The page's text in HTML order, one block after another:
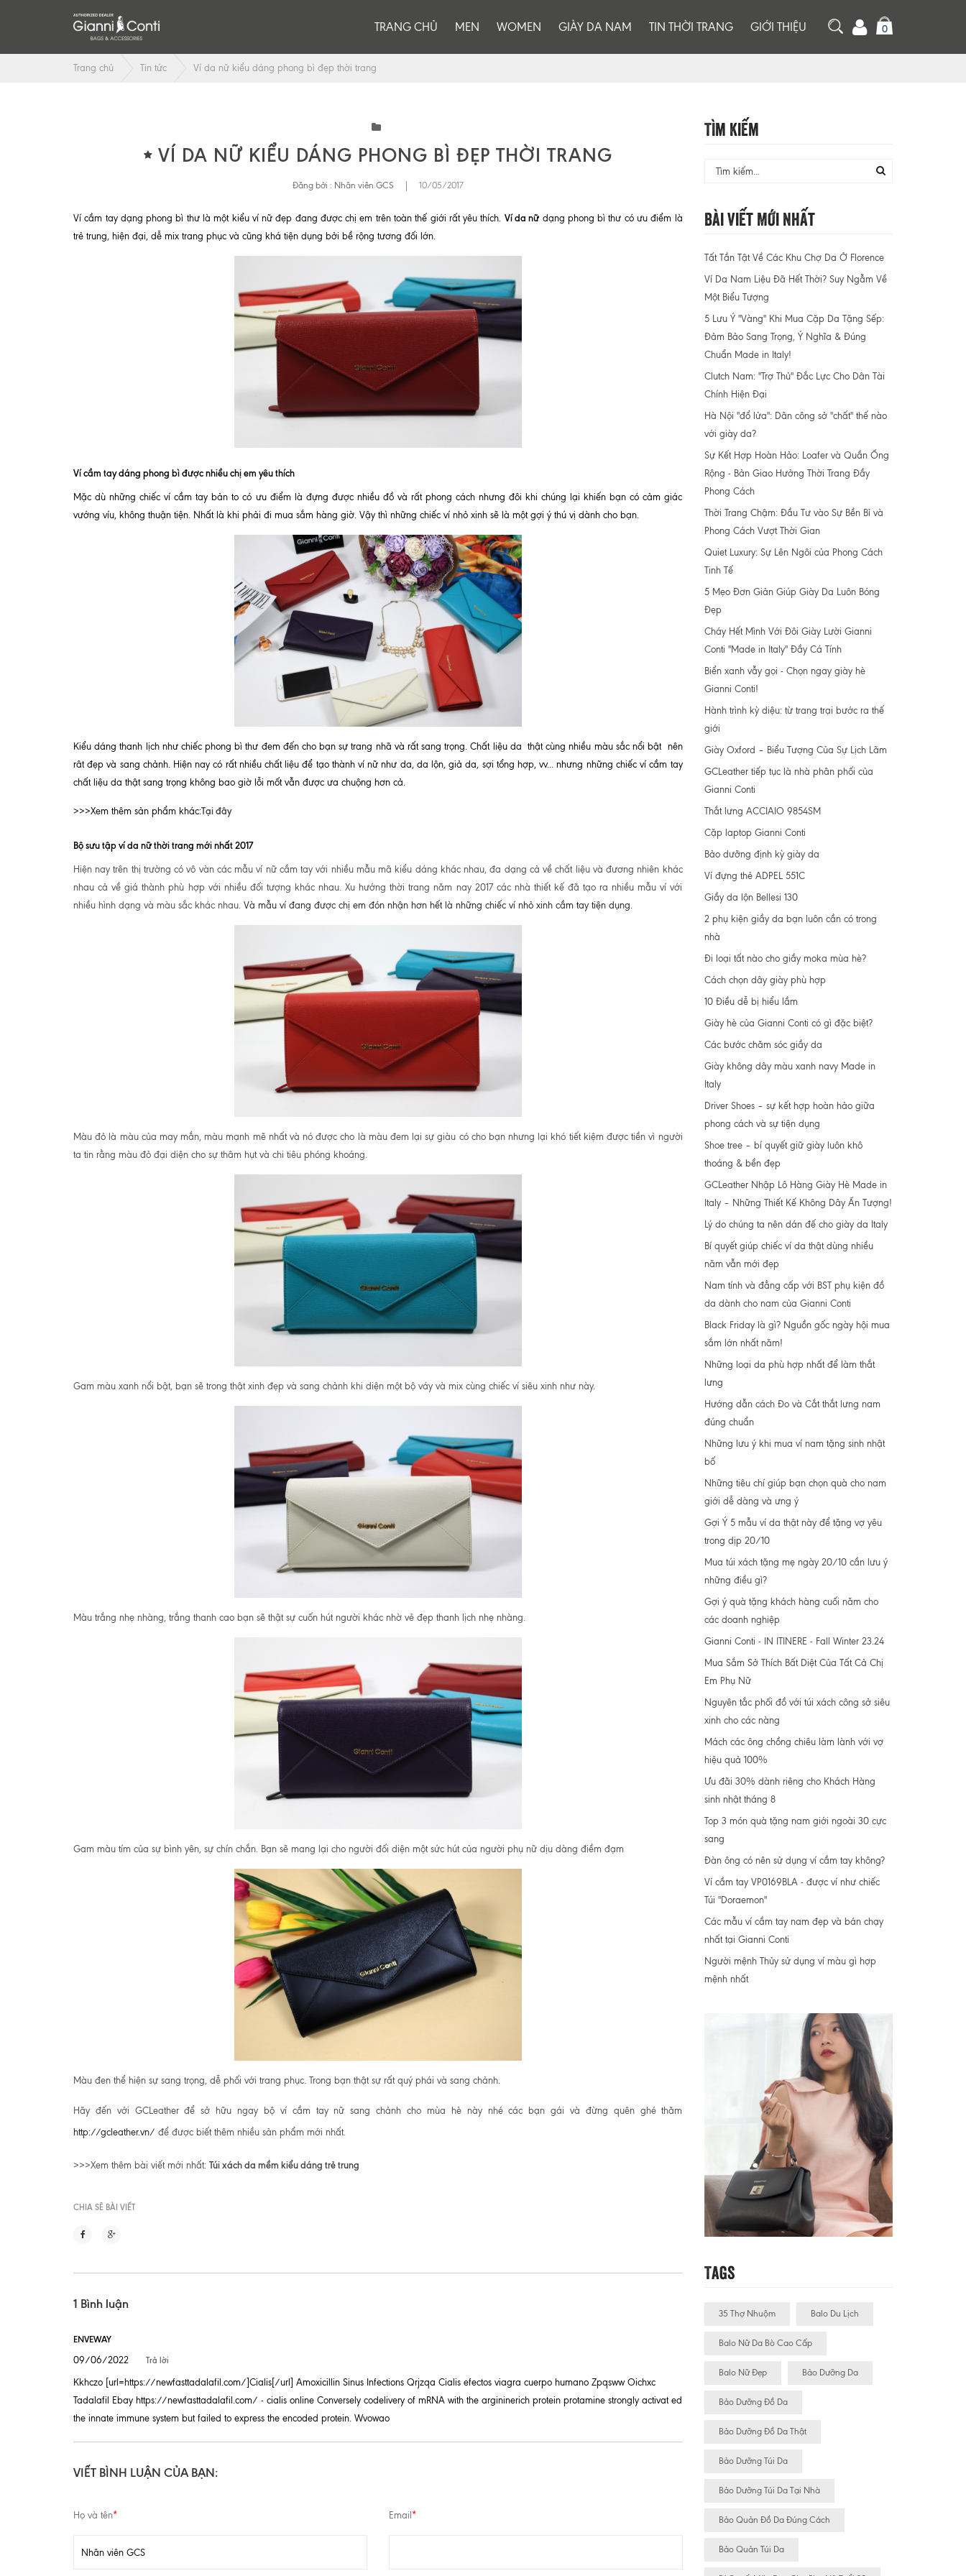
TRANG CHỦ MEN WOMEN GIÀY DA NAM TIN THỜI TRANG GIỚI THIỆU 0
Trang chủ Tin tức Ví da nữ kiểu dáng phong bì đẹp thời trang
VÍ DA NỮ KIỂU DÁNG PHONG BÌ ĐẸP THỜI TRANG
Đăng bởi : Nhân viên GCS 10/05/2017
Ví cầm tay dạng phong bì thư là một kiểu ví nữ đẹp đang được chị em trên toàn thế giới rất yêu thích. Ví da nữ dạng phong bì thư có ưu điểm là
trẻ trung, hiện đại, dễ mix trang phục và cũng khá tiện dụng bởi bề rộng tương đối lớn.
Ví cầm tay dáng phong bì được nhiều chị em yêu thích
Mặc dù những chiếc ví cầm tay bản to có ưu điểm là đựng được nhiều đồ và rất phong cách nhưng đôi khi chúng lại khiến bạn có cảm giác
vướng víu, không thuận tiện. Nhất là khi phải đi mua sắm hàng giờ. Vậy thì những chiếc ví nhỏ xinh sẽ là một gợi ý thú vị dành cho bạn.
Kiểu dáng thanh lịch như chiếc phong bì thư đem đến cho bạn sự trang nhã và rất sang trọng. Chất liệu da thật cùng nhiều màu sắc nổi bật nên
rât đẹp và sang chảnh. Hiện nay có rất nhiều chất liệu để tạo thành ví nữ như da, da lộn, giả da, sợi tổng hợp, vv... nhưng những chiếc ví cầm tay
chất liệu da thật sang trọng không bao giờ lỗi mốt vẫn được ưa chuộng hơn cả.
>>>Xem thêm sản phẩm khác:Tại đây
Bộ sưu tập ví da nữ thời trang mới nhất 2017
Hiện nay trên thị trường có vô vàn các mẫu ví nữ cầm tay với nhiều mẫu mã kiểu dáng khác nhau, đa dạng cả về chất liệu và đương nhiên khác
nhau cả về giá thành phù hợp với nhiều đối tượng khác nhau. Xu hướng thời trang năm nay 2017 các nhà thiết kế đã tạo ra nhiều mẫu ví với
nhiều hình dạng và màu sắc khác nhau. Và mẫu ví đang được chị em đón nhận hơn hết là những chiếc ví nhỏ xinh cầm tay tiện dụng.
Màu đỏ là màu của may mắn, màu mạnh mẽ nhất và nó được cho là màu đem lại sự giàu có cho bạn nhưng lại khó tiết kiệm được tiền vì người
ta tin rằng màu đỏ đại diện cho sự thâm hụt và chi tiêu phóng khoáng.
Gam màu xanh nổi bật, bạn sẽ trong thật xinh đẹp và sang chảnh khi diện một bộ váy và mix cùng chiếc ví siêu xinh như này.
Màu trắng nhẹ nhàng, trắng thanh cao bạn sẽ thật sự cuốn hút người khác nhờ vẻ đẹp thanh lịch nhẹ nhàng.
Gam màu tím của sự bình yên, sự chín chắn. Bạn sẽ mang lại cho người đối diện một sức hút của người phụ nữ dịu dàng điềm đạm
Màu đen thể hiện sự sang trọng, dễ phối với trang phục. Trong bạn thật sự rất quý phái và sang chảnh.
Hãy đến với GCLeather để sở hữu ngay bộ ví cầm tay nữ sang chảnh cho mùa hè này nhé các bạn gái và đừng quên ghé thăm
http://gcleather.vn/ để được biết thêm nhiều sản phẩm mới nhất.
>>>Xem thêm bài viết mới nhất: Túi xách da mềm kiểu dáng trẻ trung
CHIA SẼ BÀI VIẾT
1 Bình luận
ENVEWAY
09/06/2022
Trả lời
Kkhczo [url=https://newfasttadalafil.com/]Cialis[/url] Amoxicillin Sinus Infections Qrjzqa Cialis efectos viagra cuerpo humano Zpqsww Oichxc
Tadalafil Ebay https://newfasttadalafil.com/ - cialis online Conversely codelivery of mRNA with the argininerich protein protamine strongly activat ed
the innate immune system but failed to express the encoded protein. Wvowao
VIẾT BÌNH LUẬN CỦA BẠN:
Họ và tên* Email *
Tìm Kiếm
Bài Viết Mới Nhất
Tất Tần Tật Về Các Khu Chợ Da Ở Florence
Ví Da Nam Liệu Đã Hết Thời? Suy Ngẫm Về
Một Biểu Tượng
5 Lưu Ý "Vàng" Khi Mua Cặp Da Tặng Sếp:
Đảm Bảo Sang Trọng, Ý Nghĩa & Đúng
Chuẩn Made in Italy!
Clutch Nam: "Trợ Thủ" Đắc Lực Cho Dân Tài
Chính Hiện Đại
Hà Nội "đổ lửa": Dân công sở "chất" thế nào
với giày da?
Sự Kết Hợp Hoàn Hảo: Loafer và Quần Ống
Rộng - Bản Giao Hưởng Thời Trang Đầy
Phong Cách
Thời Trang Chậm: Đầu Tư vào Sự Bền Bỉ và
Phong Cách Vượt Thời Gian
Quiet Luxury: Sự Lên Ngôi của Phong Cách
Tinh Tế
5 Mẹo Đơn Giản Giúp Giày Da Luôn Bóng
Đẹp
Cháy Hết Mình Với Đôi Giày Lười Gianni
Conti "Made in Italy" Đầy Cá Tính
Biển xanh vẫy gọi - Chọn ngay giày hè
Gianni Conti!
Hành trình kỳ diệu: từ trang trại bước ra thế
giới
Giày Oxford – Biểu Tượng Của Sự Lịch Lãm
GCLeather tiếp tục là nhà phân phối của
Gianni Conti
Thắt lưng ACCIAIO 9854SM
Cặp laptop Gianni Conti
Bảo dưỡng định kỳ giày da
Ví đựng thẻ ADPEL 551C
Giầy da lộn Bellesi 130
2 phụ kiện giầy da bạn luôn cần có trong
nhà
Đi loại tất nào cho giầy moka mùa hè?
Cách chọn dây giày phù hợp
10 Điều dễ bị hiểu lầm
Giày hè của Gianni Conti có gì đặc biệt?
Các bước chăm sóc giầy da
Giày không dây màu xanh navy Made in
Italy
Driver Shoes – sự kết hợp hoàn hảo giữa
phong cách và sự tiện dụng
Shoe tree – bí quyết giữ giày luôn khô
thoáng & bền đẹp
GCLeather Nhập Lô Hàng Giày Hè Made in
Italy – Những Thiết Kế Không Dây Ấn Tượng!
Lý do chúng ta nên dán đế cho giày da Italy
Bí quyết giúp chiếc ví da thật dùng nhiều
năm vẫn mới đẹp
Nam tính và đẳng cấp với BST phụ kiện đồ
da dành cho nam của Gianni Conti
Black Friday là gì? Nguồn gốc ngày hội mua
sắm lớn nhất năm!
Những loại da phù hợp nhất để làm thắt
lưng
Hướng dẫn cách Đo và Cắt thắt lưng nam
đúng chuẩn
Những lưu ý khi mua ví nam tặng sinh nhật
bố
Những tiêu chí giúp bạn chọn quà cho nam
giới dễ dàng và ưng ý
Gợi Ý 5 mẫu ví da thật này để tặng vợ yêu
trong dịp 20/10
Mua túi xách tặng mẹ ngày 20/10 cần lưu ý
những điều gì?
Gợi ý quà tặng khách hàng cuối năm cho
các doanh nghiệp
Gianni Conti - IN ITINERE - Fall Winter 23.24
Mua Sắm Sở Thích Bất Diệt Của Tất Cả Chị
Em Phụ Nữ
Nguyên tắc phối đồ với túi xách công sở siêu
xinh cho các nàng
Mách các ông chồng chiêu làm lành với vợ
hiệu quả 100%
Ưu đãi 30% dành riêng cho Khách Hàng
sinh nhật tháng 8
Top 3 món quà tặng nam giới ngoài 30 cực
sang
Đàn ông có nên sử dụng ví cầm tay không?
Ví cầm tay VP0169BLA - được ví như chiếc
Túi "Doraemon"
Các mẫu ví cầm tay nam đẹp và bán chạy
nhất tại Gianni Conti
Người mệnh Thủy sử dụng ví màu gì hợp
mệnh nhất
Tags
35 Thợ Nhuộm Balo Du Lịch
Balo Nữ Da Bò Cao Cấp
Balo Nữ Đẹp Bảo Dưỡng Da
Bảo Dưỡng Đồ Da
Bảo Dưỡng Đồ Da Thật
Bảo Dưỡng Túi Da
Bảo Dưỡng Túi Da Tại Nhà
Bảo Quản Đồ Da Đúng Cách
Bảo Quản Túi Da